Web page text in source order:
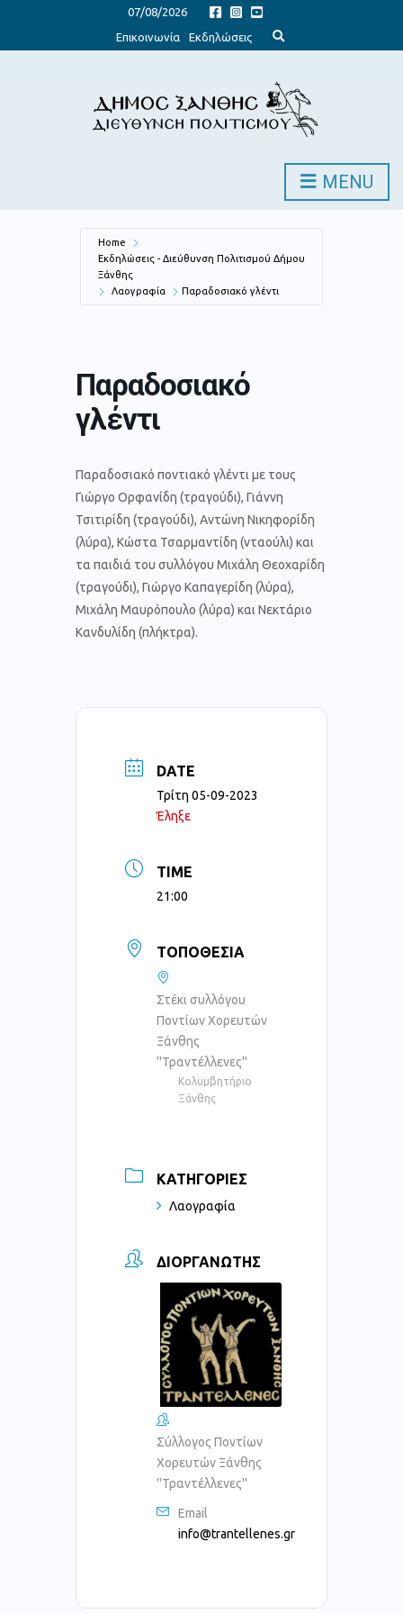
07/08/2026
Επικοινωνία
Εκδηλώσεις
x
d
s
e
c
o
MENU
Home
Εκδηλώσεις - Διεύθυνση Πολιτισμού Δήμου
Ξάνθης
Λαογραφία
Παραδοσιακό γλέντι
Παραδοσιακό
γλέντι
Παραδοσιακό ποντιακό γλέντι με τους
Γιώργο Ορφανίδη (τραγούδι), Γιάννη
Τσιτιρίδη (τραγούδι), Αντώνη Νικηφορίδη
(λύρα), Κώστα Τσαρμαντίδη (νταούλι) και
τα παιδιά του συλλόγου Μιχάλη Θεοχαρίδη
(τραγούδι), Γιώργο Καπαγερίδη (λύρα),
Μιχάλη Μαυρόπουλο (λύρα) και Νεκτάριο
Κανδυλίδη (πλήκτρα).
DATE
Τρίτη 05-09-2023
Έληξε
TIME
21:00
ΤΟΠΟΘΕΣΊΑ
Στέκι συλλόγου
Ποντίων Χορευτών
Ξάνθης
''Τραντέλλενες''
Κολυμβητήριο
Ξάνθης
ΚΑΤΗΓΟΡΊΕΣ
Λαογραφία
ΔΙΟΡΓΑΝΩΤΉΣ
Σύλλογος Ποντίων
Χορευτών Ξάνθης
''Τραντέλλενες''
Email
info@trantellenes.gr